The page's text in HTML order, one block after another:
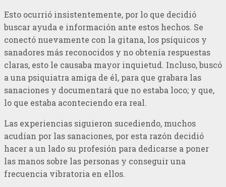
Esto ocurrió insistentemente, por lo que decidió
buscar ayuda e información ante estos hechos. Se
conectó nuevamente con la gitana, los psíquicos y
sanadores más reconocidos y no obtenía respuestas
claras, esto le causaba mayor inquietud. Incluso, buscó
a una psiquiatra amiga de él, para que grabara las
sanaciones y documentará que no estaba loco; y que,
lo que estaba aconteciendo era real.
Las experiencias siguieron sucediendo, muchos
acudían por las sanaciones, por esta razón decidió
hacer a un lado su profesión para dedicarse a poner
las manos sobre las personas y conseguir una
frecuencia vibratoria en ellos.